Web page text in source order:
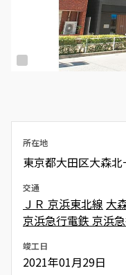
所在地
東京都大田区大森
交通
ＪＲ 京浜東北線 大
京浜急行電鉄 京浜
竣工日
2021年01月29日